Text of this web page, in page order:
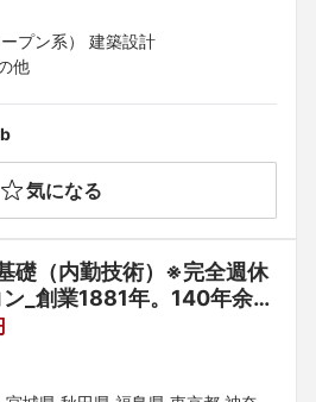
プン系） 建築設計
他
気になる
礎（内勤技術）※完全週休
_創業1881年。140年余り
てきた豊富な実績と優れた
約30時間/月